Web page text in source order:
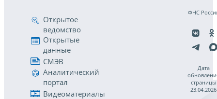
Открытое
ведомство
Открытые
данные
СМЭВ
Аналитический
портал
Видеоматериалы
ФНС
Дата
страницы
23.04.2026